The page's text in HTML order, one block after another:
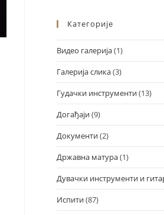
Категорије
Видео галерија(1)
Галерија слика(3)
Гудачки инструменти(13)
Догађаји(9)
Документи(2)
Државна матура(1)
Дувачки инструменти и
Испити(87)